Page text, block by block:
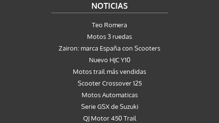
NOTICIAS
Teo Romera
Motos 3 ruedas
Zairon: marca España con Scooters
Nuevo HJC Y10
Motos trail más vendidas
Scooter Crossover 125
Motos Automaticas
Serie GSX de Suzuki
QJ Motor 450 Trail